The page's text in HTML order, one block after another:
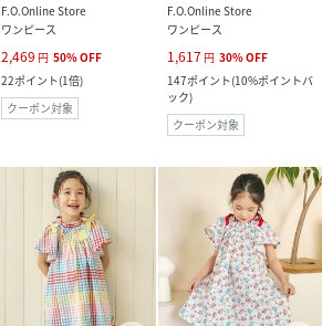
F.O.Online Store
ワンピース
2,469 円 50%OFF
22ポイント(1倍)
クーポン対象
F.O.Online Store
ワンピース
1,617 円 30%OFF
147ポイント(10%ポイントバ
ック)
クーポン対象